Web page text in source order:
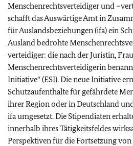
Menschenrechtsverteidiger und
schafft das Auswärtige Amt in
für Auslandsbeziehungen (ifa) ein
Ausland bedrohte
verteidiger: die nach der Juristin,
Menschenrechtsverteidigerin
Initiative“ (ESI). Die neue Initiative
Schutzaufenthalte für gefährdete
ihrer Region oder in Deutschland
ifa umgesetzt. Die Stipendiaten
innerhalb ihres Tätigkeitsfeldes
Perspektiven für die Fortsetzung